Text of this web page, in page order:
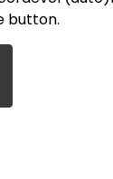
button.